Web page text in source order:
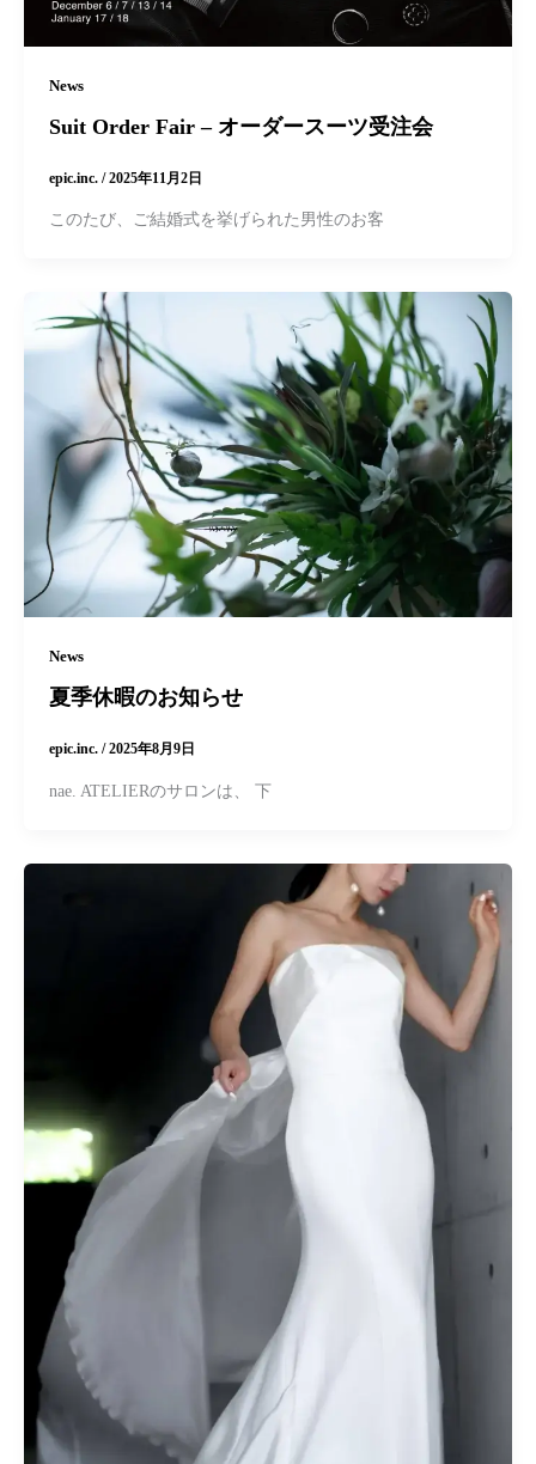
News
Suit Order Fair – オーダースーツ受注会
epic.inc. /2025年11月2日
このたび、ご結婚式を挙げられた男性のお客
News
夏季休暇のお知らせ
epic.inc. /2025年8月9日
nae. ATELIERのサロンは、 下